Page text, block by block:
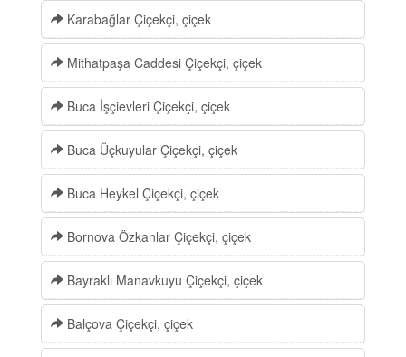
Karabağlar Çiçekçi, çiçek
Mithatpaşa Caddesi Çiçekçi, çiçek
Buca İşçievleri Çiçekçi, çiçek
Buca Üçkuyular Çiçekçi, çiçek
Buca Heykel Çiçekçi, çiçek
Bornova Özkanlar Çiçekçi, çiçek
Bayraklı Manavkuyu Çiçekçi, çiçek
Balçova Çiçekçi, çiçek